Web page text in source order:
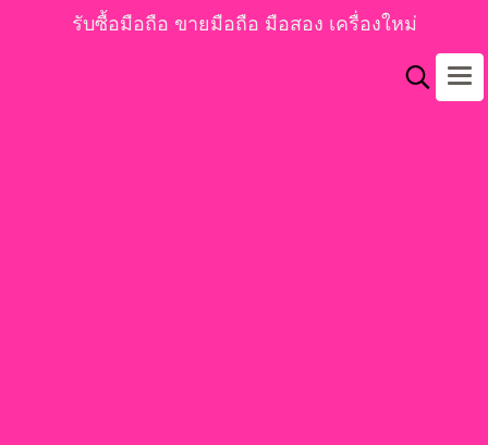
รับซื้อมือถือ ขายมือถือ มือสอง เครื่องใหม่